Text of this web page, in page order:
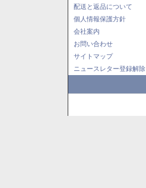
配送と返品について
個人情報保護方針
会社案内
お問い合わせ
サイトマップ
ニュースレター登録解除